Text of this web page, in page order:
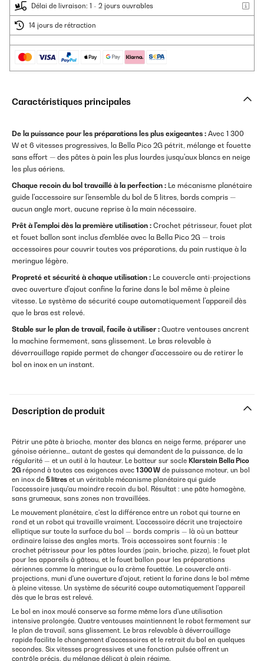
Délai de livraison: 1 - 2 jours ouvrables
14 jours de rétraction
Caractéristiques principales
De la puissance pour les préparations les plus exigeantes : Avec 1 300
W et 6 vitesses progressives, la Bella Pico 2G pétrit, mélange et fouette
sans effort — des pâtes à pain les plus lourdes jusqu'aux blancs en neige
les plus aériens.
Chaque recoin du bol travaillé à la perfection : Le mécanisme planétaire
guide l'accessoire sur l'ensemble du bol de 5 litres, bords compris —
aucun angle mort, aucune reprise à la main nécessaire.
Prêt à l'emploi dès la première utilisation : Crochet pétrisseur, fouet plat
et fouet ballon sont inclus d'emblée avec la Bella Pico 2G — trois
accessoires pour couvrir toutes vos préparations, du pain rustique à la
meringue légère.
Propreté et sécurité à chaque utilisation : Le couvercle anti-projections
avec ouverture d'ajout confine la farine dans le bol même à pleine
vitesse. Le système de sécurité coupe automatiquement l'appareil dès
que le bras est relevé.
Stable sur le plan de travail, facile à utiliser : Quatre ventouses ancrent
la machine fermement, sans glissement. Le bras relevable à
déverrouillage rapide permet de changer d'accessoire ou de retirer le
bol en inox en un instant.
Description de produit
Pétrir une pâte à brioche, monter des blancs en neige ferme, préparer une
génoise aérienne… autant de gestes qui demandent de la puissance, de la
régularité — et un outil à la hauteur. Le batteur sur socle Klarstein Bella Pico
2G répond à toutes ces exigences avec 1 300 W de puissance moteur, un bol
en inox de 5 litres et un véritable mécanisme planétaire qui guide
l'accessoire jusqu'au moindre recoin du bol. Résultat : une pâte homogène,
sans grumeaux, sans zones non travaillées.
Le mouvement planétaire, c'est la différence entre un robot qui tourne en
rond et un robot qui travaille vraiment. L'accessoire décrit une trajectoire
elliptique sur toute la surface du bol — bords compris — là où un batteur
ordinaire laisse des angles morts. Trois accessoires sont fournis : le
crochet pétrisseur pour les pâtes lourdes (pain, brioche, pizza), le fouet plat
pour les appareils à gâteau, et le fouet ballon pour les préparations
aériennes comme la meringue ou la crème fouettée. Le couvercle anti-
projections, muni d'une ouverture d'ajout, retient la farine dans le bol même
à pleine vitesse. Un système de sécurité coupe automatiquement l'appareil
dès que le bras est relevé.
Le bol en inox moulé conserve sa forme même lors d'une utilisation
intensive prolongée. Quatre ventouses maintiennent le robot fermement sur
le plan de travail, sans glissement. Le bras relevable à déverrouillage
rapide facilite le changement d'accessoires et le retrait du bol en quelques
secondes. Six vitesses progressives et une fonction pulsée offrent un
contrôle précis, du mélange délicat à plein régime.